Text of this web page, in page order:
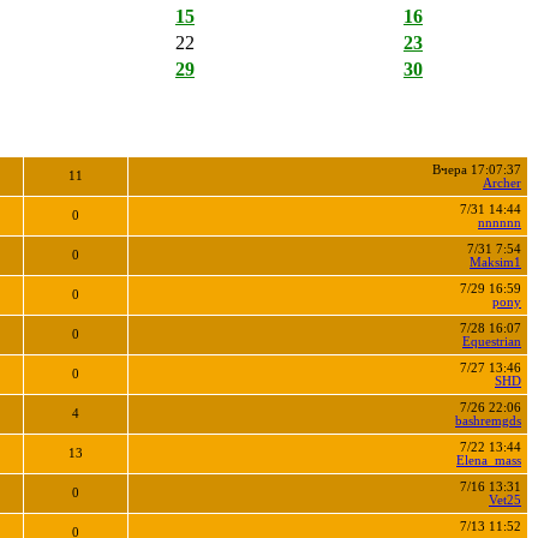
15
16
22
23
29
30
11
Вчера 17:07:37
Archer
0
7/31 14:44
nnnnnn
0
7/31 7:54
Maksim1
0
7/29 16:59
pony
0
7/28 16:07
Equestrian
0
7/27 13:46
SHD
4
7/26 22:06
bashremgds
13
7/22 13:44
Elena_mass
0
7/16 13:31
Vet25
0
7/13 11:52